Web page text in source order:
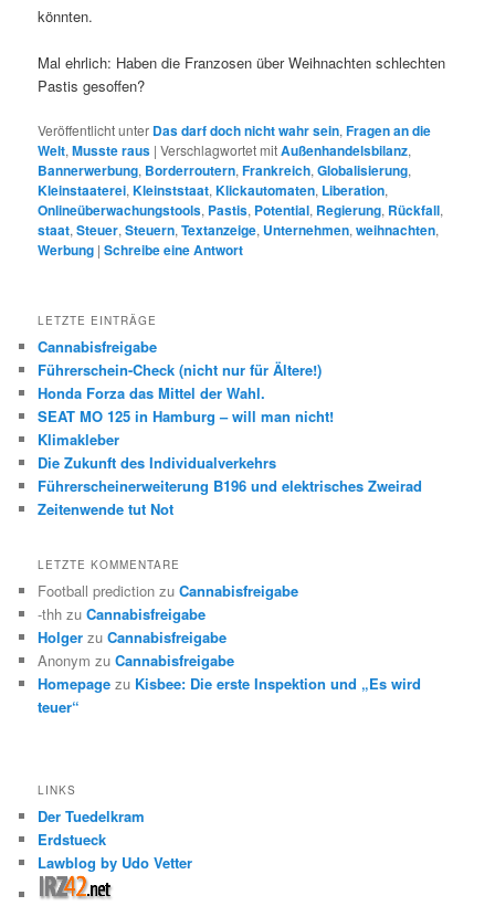
könnten.
Mal ehrlich: Haben die Franzosen über Weihnachten schlechten
Pastis gesoffen?
Veröffentlicht unter Das darf doch nicht wahr sein,Fragen an die
Welt,Musste raus |Verschlagwortet mitAußenhandelsbilanz,
Bannerwerbung, Borderroutern,Frankreich,Globalisierung,
Kleinstaaterei,Kleinststaat,Klickautomaten, Liberation,
Onlineüberwachungstools, Pastis, Potential, Regierung, Rückfall,
staat,Steuer,Steuern,Textanzeige, Unternehmen,weihnachten,
Werbung |Schreibe eine Antwort
LETZTE EINTRÄGE
Cannabisfreigabe
Führerschein-Check (nicht nur für Ältere!)
Honda Forza das Mittel der Wahl.
SEAT MO 125 in Hamburg – will man nicht!
Klimakleber
Die Zukunft des Individualverkehrs
Führerscheinerweiterung B196 und elektrisches Zweirad
Zeitenwende tut Not
LETZTE KOMMENTARE
Football prediction zuCannabisfreigabe
-thh zuCannabisfreigabe
Holger zuCannabisfreigabe
Anonym zuCannabisfreigabe
Homepage zu Kisbee: Die erste Inspektion und „Es wird
teuer“
LINKS
Der Tuedelkram
Erdstueck
Lawblog by Udo Vetter